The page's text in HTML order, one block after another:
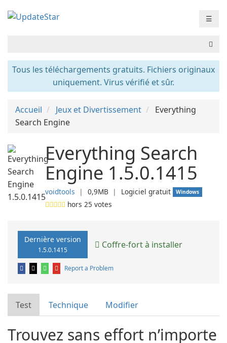
☰
Tous les téléchargements gratuits. Fichiers originaux
uniquement. Virus vérifié et sûr.
Accueil Jeux et Divertissement
Everything
Search Engine
Everything Search
Engine 1.5.0.1415
voidtools ❘ 0,9MB ❘ Logiciel gratuit Windows
hors 25 votes
Dernière version
1.5.0.1415 Coffre-fort à installer
Report a Problem
Test Technique Modifier
Trouvez sans effort n’importe